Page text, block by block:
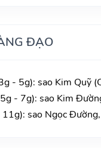
ĐẠO
- 5g): sao Kim Quỹ
- 7g): sao Kim
11g): sao Ngọc